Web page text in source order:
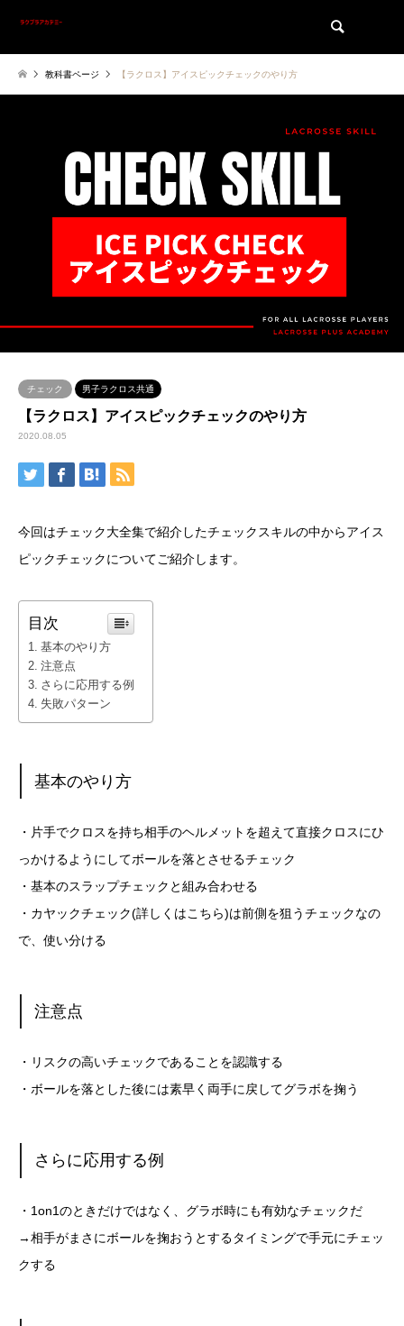
教科書ページ 【ラクロス】アイスピックチェックのやり方
チェック 男子ラクロス共通
【ラクロス】アイスピックチェックのやり方
2020.08.05
今回はチェック大全集で紹介したチェックスキルの中からアイス
ピックチェックについてご紹介します。
目次
基本のやり方
注意点
さらに応用する例
失敗パターン
基本のやり方
・片手でクロスを持ち相手のヘルメットを超えて直接クロスにひ
っかけるようにしてボールを落とさせるチェック
・基本のスラップチェックと組み合わせる
・カヤックチェック(詳しくはこちら)は前側を狙うチェックなの
で、使い分ける
注意点
・リスクの高いチェックであることを認識する
・ボールを落とした後には素早く両手に戻してグラボを掬う
さらに応用する例
・1on1のときだけではなく、グラボ時にも有効なチェックだ
→相手がまさにボールを掬おうとするタイミングで手元にチェッ
クする